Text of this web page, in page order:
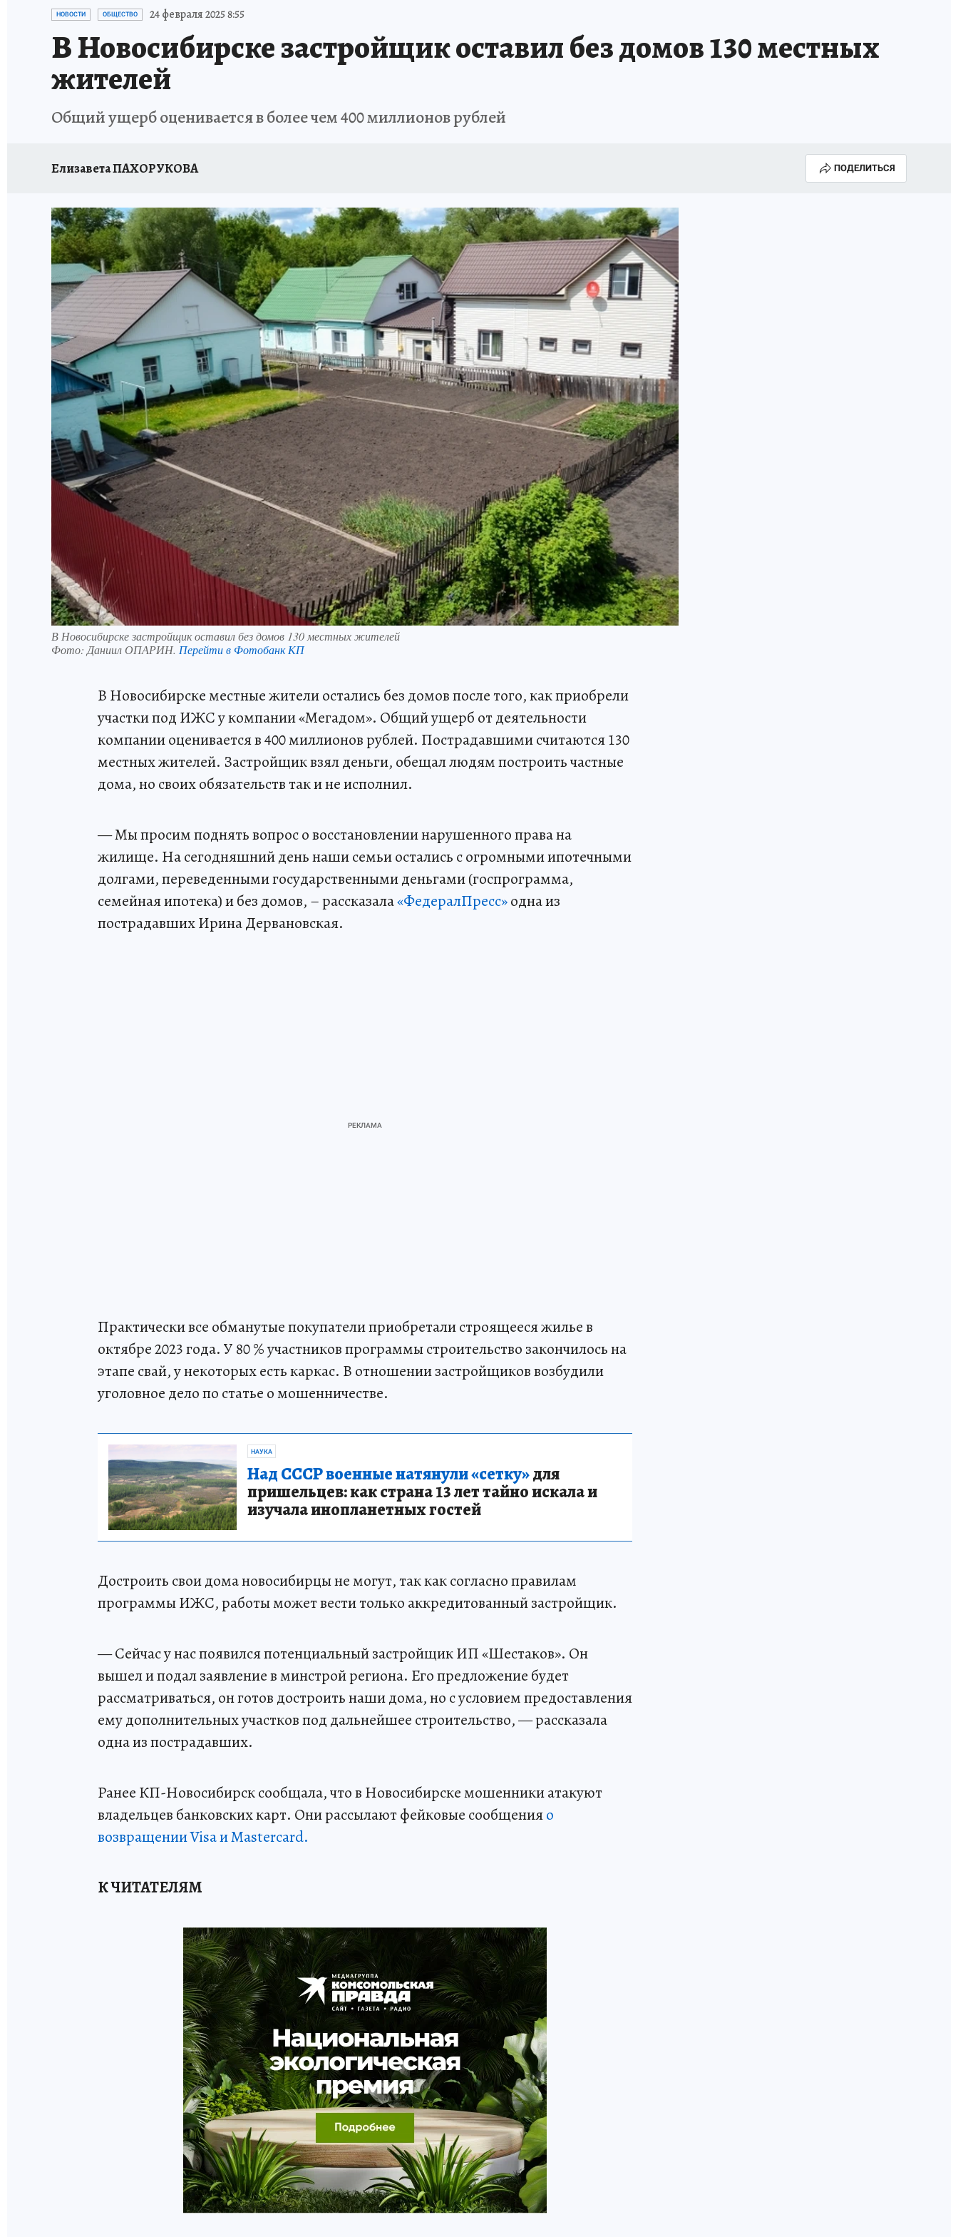
ОТДЫХ В РОССИИ ЗАПОВЕДНАЯ РОССИЯ
НОВОСТИ ОБЩЕСТВО 24 февраля 2025 8:55
В Новосибирске застройщик оставил без домов 130 местных
жителей
Общий ущерб оценивается в более чем 400 миллионов рублей
Елизавета ПАХОРУКОВА ПОДЕЛИТЬСЯ
В Новосибирске застройщик оставил без домов 130 местных жителей
Фото:Даниил ОПАРИН. Перейти в Фотобанк КП
В Новосибирске местные жители остались без домов после того, как приобрели
участки под ИЖС у компании «Мегадом». Общий ущерб от деятельности
компании оценивается в 400 миллионов рублей. Пострадавшими считаются 130
местных жителей. Застройщик взял деньги, обещал людям построить частные
дома, но своих обязательств так и не исполнил.
— Мы просим поднять вопрос о восстановлении нарушенного права на
жилище. На сегодняшний день наши семьи остались с огромными ипотечными
долгами, переведенными государственными деньгами (госпрограмма,
семейная ипотека) и без домов, – рассказала«ФедералПресс»одна из
пострадавших Ирина Дервановская.
Практически все обманутые покупатели приобретали строящееся жилье в
октябре 2023 года. У 80 % участников программы строительство закончилось на
этапе свай, у некоторых есть каркас. В отношении застройщиков возбудили
уголовное дело по статье о мошенничестве.
НАУКА
Над СССР военные натянули «сетку»для
пришельцев: как страна 13 лет тайно искала и
изучала инопланетных гостей
Достроить свои дома новосибирцы не могут, так как согласно правилам
программы ИЖС, работы может вести только аккредитованный застройщик.
— Сейчас у нас появился потенциальный застройщик ИП «Шестаков». Он
вышел и подал заявление в минстрой региона. Его предложение будет
рассматриваться, он готов достроить наши дома, но с условием предоставления
ему дополнительных участков под дальнейшее строительство, — рассказала
одна из пострадавших.
Ранее КП-Новосибирск сообщала, что в Новосибирске мошенники атакуют
владельцев банковских карт. Они рассылают фейковые сообщенияо
возвращении Visa и Mastercard.
К ЧИТАТЕЛЯМ